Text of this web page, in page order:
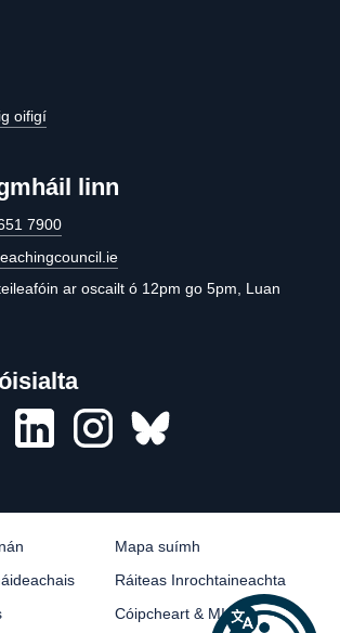
oifigí
linn
7900
ar oscailt ó 12pm go 5pm, Luan
Mapa suímh
Ráiteas Inrochtaineachta
Cóipcheart & MI